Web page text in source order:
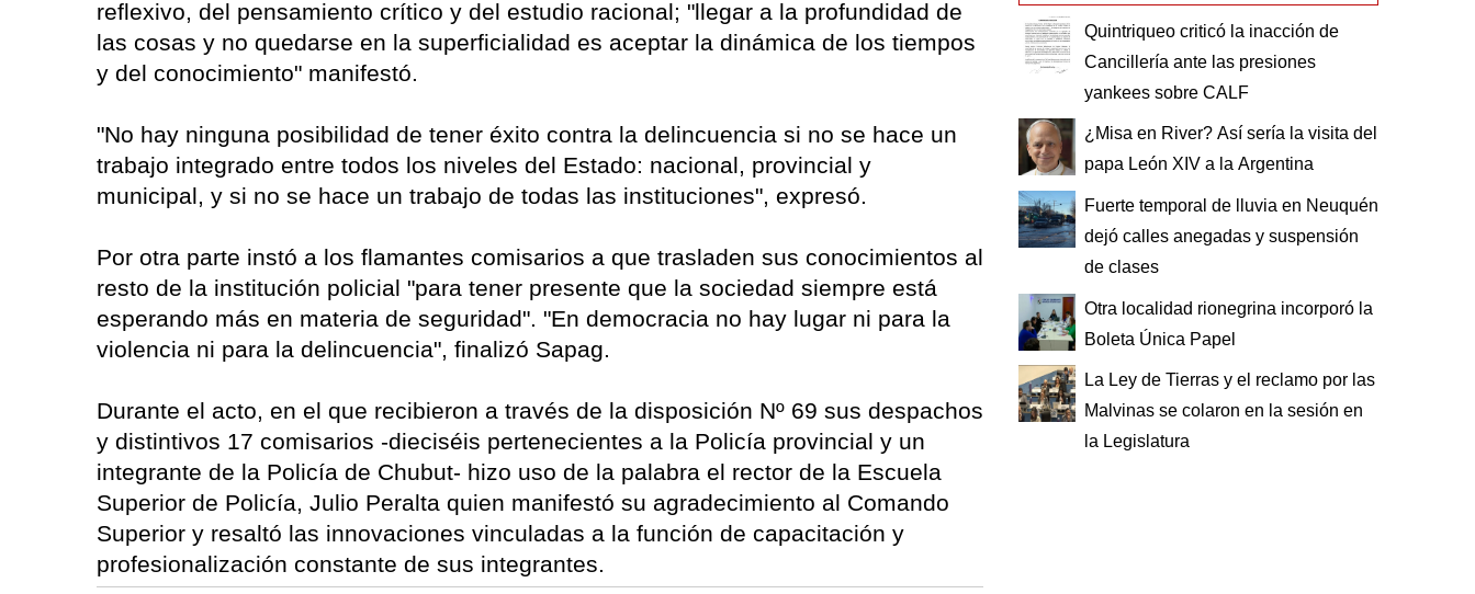
reflexivo, del pensamiento crítico y del estudio racional; "llegar a la profundidad de
las cosas y no quedarse en la superficialidad es aceptar la dinámica de los tiempos
y del conocimiento" manifestó.
"No hay ninguna posibilidad de tener éxito contra la delincuencia si no se hace un
trabajo integrado entre todos los niveles del Estado: nacional, provincial y
municipal, y si no se hace un trabajo de todas las instituciones", expresó.
Por otra parte instó a los flamantes comisarios a que trasladen sus conocimientos al
resto de la institución policial "para tener presente que la sociedad siempre está
esperando más en materia de seguridad". "En democracia no hay lugar ni para la
violencia ni para la delincuencia", finalizó Sapag.
Durante el acto, en el que recibieron a través de la disposición Nº 69 sus despachos
y distintivos 17 comisarios -dieciséis pertenecientes a la Policía provincial y un
integrante de la Policía de Chubut- hizo uso de la palabra el rector de la Escuela
Superior de Policía, Julio Peralta quien manifestó su agradecimiento al Comando
Superior y resaltó las innovaciones vinculadas a la función de capacitación y
profesionalización constante de sus integrantes.
Quintriqueo criticó la inacción de
Cancillería ante las presiones
yankees sobre CALF
¿Misa en River? Así sería la visita del
papa León XIV a la Argentina
Fuerte temporal de lluvia en Neuquén
dejó calles anegadas y suspensión
de clases
Otra localidad rionegrina incorporó la
Boleta Única Papel
La Ley de Tierras y el reclamo por las
Malvinas se colaron en la sesión en
la Legislatura